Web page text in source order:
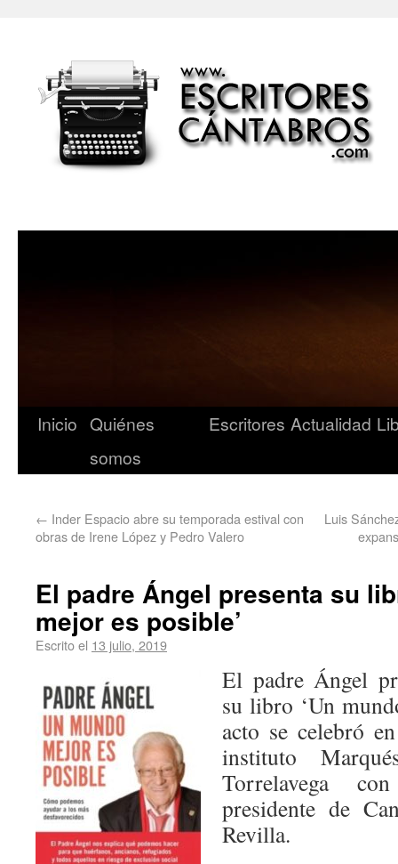
Inicio Quiénes
somos
Escritores Actualidad
← Inder Espacio abre su temporada estival con
obras de Irene López y Pedro Valero
Luis
El padre Ángel presenta su
mejor es posible’
Escrito el 13 julio, 2019
El padre Ángel
su libro ‘Un
acto se celebró
instituto
Torrelavega
presidente de
Revilla.